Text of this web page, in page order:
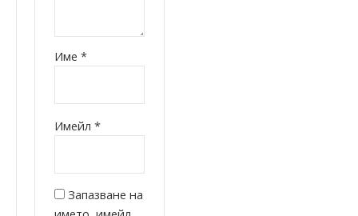
Име*
Имейл*
Запазване на